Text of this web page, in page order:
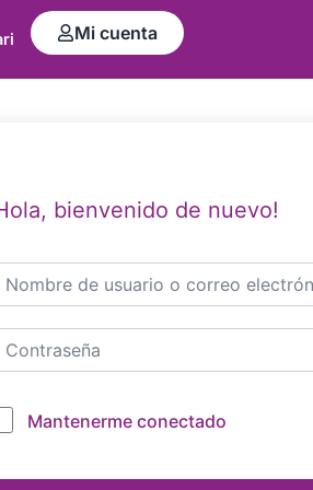
Mi cuenta
bienvenido de nuevo!
Mantenerme conectado